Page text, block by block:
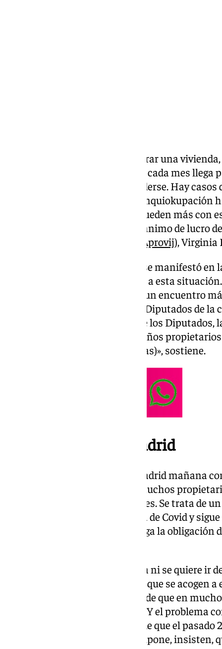
Una vida ahorrando para comprar una
un beneficio extra al sueldo que cada mes
lastre del que es difícil desprenderse. Hay
reúne estos casos es único. La inquiokupación
parece. Y los propietarios «no pueden más con
secretaria de la Asociación sin ánimo de lucro
Aprovij), Virginia
Hace una semana, el colectivo se manifestó
para pedir una solución a esta
volverán a hacerlo, esta vez, en un encuentro
horas frente al Congreso de los Diputados de
que «se votará en el Congreso de los
11/2020, que impide a los pequeños
inquilinos morosos (inquiokupas)», sostiene.
Manifestación en Madrid
«Nos vamos a manifestar en Madrid mañana
decreto 11/2020 que impide a muchos
desde el año 2020», señala Robles. Se trata de
excepcional en plena pandemia de Covid y
haciendo que el propietario tenga la
En definitiva, «gente que ni paga ni se quiere ir
ampara a inquilinos y a okupas que se acogen
secretaria de Aprovij, quien añade que en
cargo hasta de los suministros. Y el problema
asociación, tienen constancia de que el pasado
prorrogar este decreto, lo que supone, insisten,